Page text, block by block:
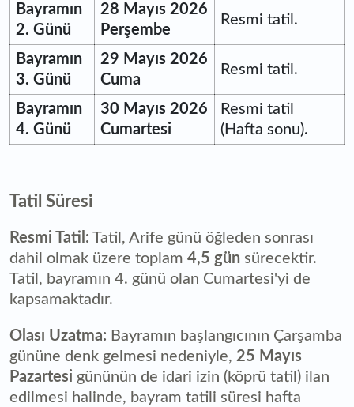
Bayramın
2. Günü
28 Mayıs 2026
Perşembe
Resmi tatil.
Bayramın
3. Günü
29 Mayıs 2026
Cuma
Resmi tatil.
Bayramın
4. Günü
30 Mayıs 2026
Cumartesi
Resmi tatil
(Hafta sonu).
Tatil Süresi
Resmi Tatil: Tatil, Arife günü öğleden sonrası
dahil olmak üzere toplam 4,5 gün sürecektir.
Tatil, bayramın 4. günü olan Cumartesi'yi de
kapsamaktadır.
Olası Uzatma: Bayramın başlangıcının Çarşamba
gününe denk gelmesi nedeniyle, 25 Mayıs
Pazartesi gününün de idari izin (köprü tatil) ilan
edilmesi halinde, bayram tatili süresi hafta